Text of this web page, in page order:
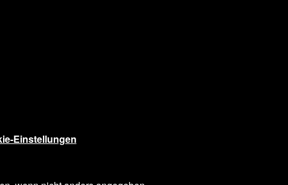
Einstellungen